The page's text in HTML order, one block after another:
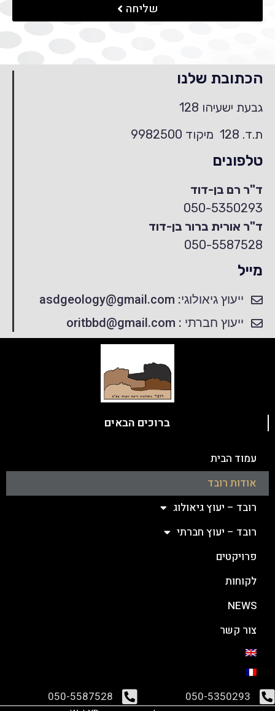
שליחה
הכתובת שלנו
גבעת ישעיהו 128
ת.ד. 128 מיקוד 9982500
טלפונים
ד"ר רם בן-דוד
050-5350293
ד"ר אורית ברור בן-דוד
050-5587528
מייל
ייעוץ גיאולוגי: asdgeology@gmail.com
ייעוץ חברתי : oritbbd@gmail.com
ברוכים הבאים
עמוד הבית
אודות רובד
רובד – יעוץ גיאולוג
רובד – יעוץ חברתי
פרויקטים
לקוחות
NEWS
צור קשר
050-5350293
050-5587528